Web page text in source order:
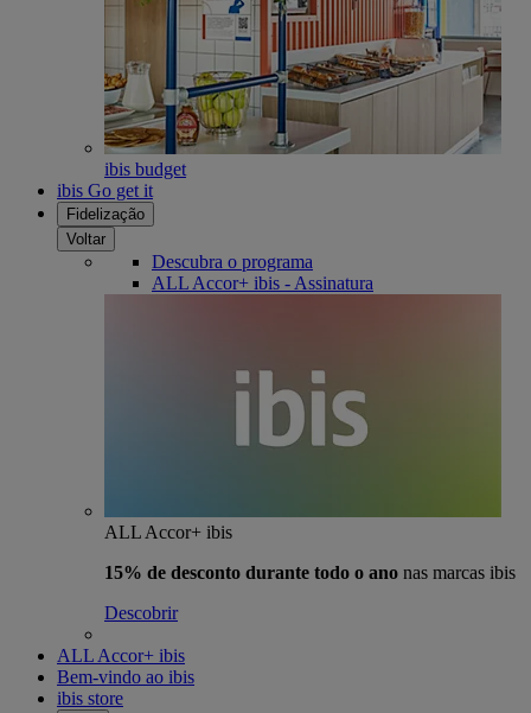
ibis budget
ibis Go get it
Fidelização
Voltar
Descubra o programa
ALL Accor+ ibis - Assinatura
ALL Accor+ ibis
15% de desconto durante todo o ano nas marcas ibis
Descobrir
ALL Accor+ ibis
Bem-vindo ao ibis
ibis store